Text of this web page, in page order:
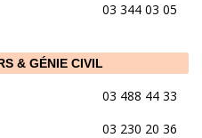
03 344 03 05
& GÉNIE CIVIL
03 488 44 33
03 230 20 36